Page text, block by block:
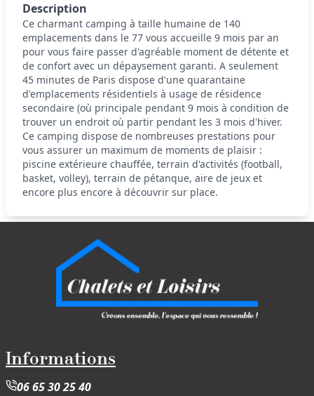
Description
Ce charmant camping à taille humaine de 140
emplacements dans le 77 vous accueille 9 mois par an
pour vous faire passer d'agréable moment de détente et
de confort avec un dépaysement garanti. A seulement
45 minutes de Paris dispose d'une quarantaine
d'emplacements résidentiels à usage de résidence
secondaire (où principale pendant 9 mois à condition de
trouver un endroit où partir pendant les 3 mois d'hiver.
Ce camping dispose de nombreuses prestations pour
vous assurer un maximum de moments de plaisir :
piscine extérieure chauffée, terrain d'activités (football,
basket, volley), terrain de pétanque, aire de jeux et
encore plus encore à découvrir sur place.
Informations
06 65 30 25 40